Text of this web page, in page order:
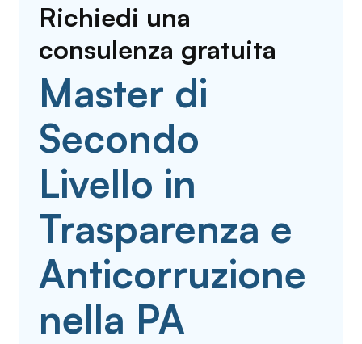
Richiedi una
consulenza gratuita
Master di
Secondo
Livello in
Trasparenza e
Anticorruzione
nella PA